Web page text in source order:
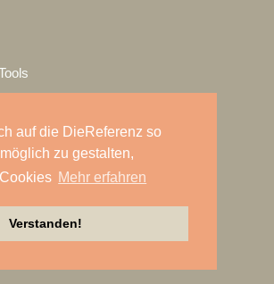
auf die DieReferenz so
zu gestalten,
Mehr erfahren
Verstanden!